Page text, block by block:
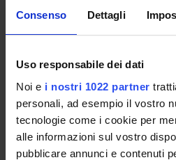
Consenso Dettagli
Uso responsabile dei dati
Noi e i nostri 1022 partner
personali, ad esempio il vostro
tecnologie come i cookie per
alle informazioni sul vostro
pubblicare annunci e contenuti
STRUTTURE DEL
BIBLIOTECHE
SPIN OFF E AZIENDE